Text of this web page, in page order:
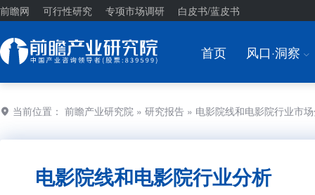
前瞻网 可行性研究 专项市场调研 白皮书/蓝皮书
首页 风口·洞察 I
当前位置： 前瞻产业研究院 » 研究报告 » 电影院线和电影院行业市
电影院线和电影院行业分析